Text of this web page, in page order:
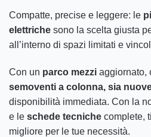
Compatte, precise e leggere: le
elettriche sono la scelta giusta
all’interno di spazi limitati e
Con un parco mezzi aggiornato,
semoventi a colonna, sia
disponibilità immediata. Con la
e le schede tecniche complete,
migliore per le tue necessità.